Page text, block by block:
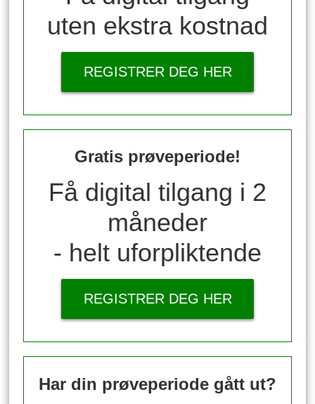
uten ekstra kostnad
REGISTRER DEG HER
Gratis prøveperiode!
Få digital tilgang i 2
måneder
- helt uforpliktende
REGISTRER DEG HER
Har din prøveperiode gått ut?